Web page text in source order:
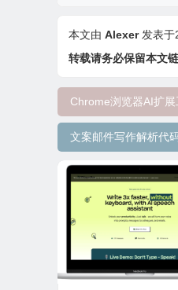
本文由 Alexer 发表于
转载请务必保留本文链
Chrome浏览器AI扩展
文案邮件写作解析代